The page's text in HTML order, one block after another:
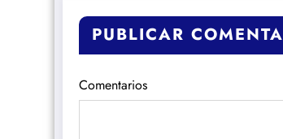
PUBLICAR
Comentarios